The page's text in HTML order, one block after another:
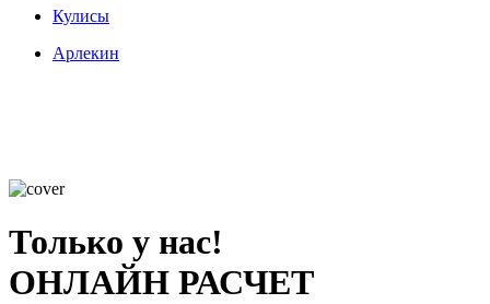
Кулисы
Арлекин
Только у нас!
ОНЛАЙН РАСЧЕТ